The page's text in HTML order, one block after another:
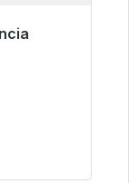
entrega